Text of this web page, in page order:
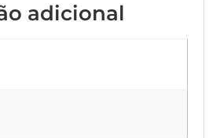
adicional